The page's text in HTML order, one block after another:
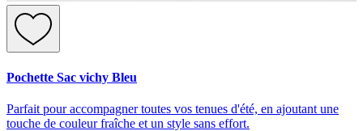
Pochette Sac vichy Bleu
Parfait pour accompagner toutes vos tenues d'été, en ajoutant une
touche de couleur fraîche et un style sans effort.